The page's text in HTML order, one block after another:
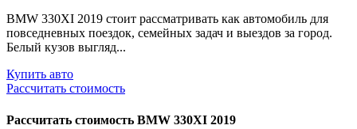
BMW 330XI 2019 стоит рассматривать как автомобиль для
повседневных поездок, семейных задач и выездов за город.
Белый кузов выгляд...
Купить авто
Рассчитать стоимость
Рассчитать стоимость BMW 330XI 2019